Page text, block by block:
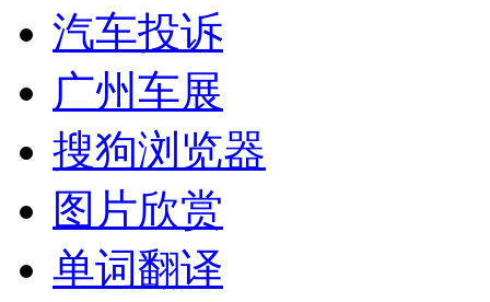
汽车投诉
广州车展
搜狗浏览器
图片欣赏
单词翻译